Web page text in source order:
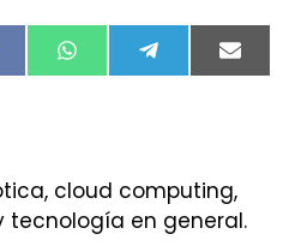
WhatsApp TelegramEmail
cloud computing,
tecnología en general.